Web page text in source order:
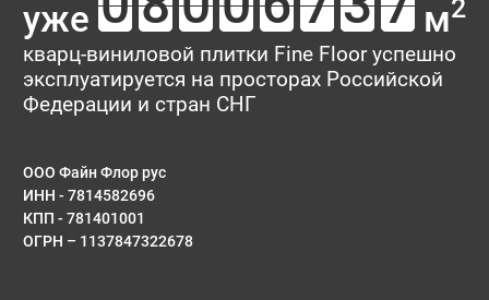
Тип укладки
Рейтинг:
Имя*
E-mail
уже м2
кварц-виниловой плитки Fine Floor успешно
эксплуатируется на просторах Российской
Федерации и стран СНГ
ООО Файн Флор рус
ИНН - 7814582696
КПП - 781401001
ОГРН – 1137847322678